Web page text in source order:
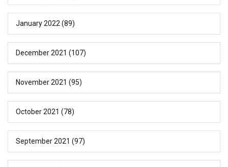
January 2022 (89)
December 2021 (107)
November 2021 (95)
October 2021 (78)
September 2021 (97)